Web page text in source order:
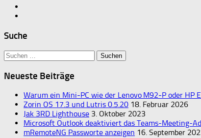
Suche
Suchen
nach:
Neueste Beiträge
Warum ein Mini‑PC wie der Lenovo M92‑P oder
Zorin OS 17.3 und Lutris 0.5.20 18. Februar 2026
Jak 3RD Lighthouse 3. Oktober 2023
Microsoft Outlook deaktiviert das Teams-Meeting-
mRemoteNG Passworte anzeigen 16. September